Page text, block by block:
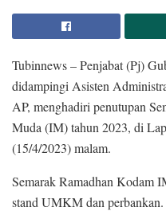
Tubinnews – Penjabat (Pj)
didampingi Asisten
AP, menghadiri penutupan
Muda (IM) tahun 2023, di
(15/4/2023) malam.
Semarak Ramadhan Kodam
stand UMKM dan perbankan.